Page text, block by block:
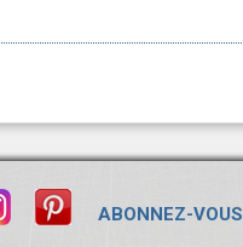
ABONNEZ-VOUS